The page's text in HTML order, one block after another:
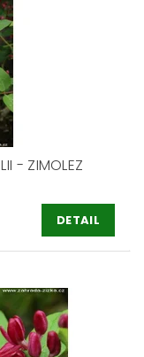
- ZIMOLEZ
DETAIL